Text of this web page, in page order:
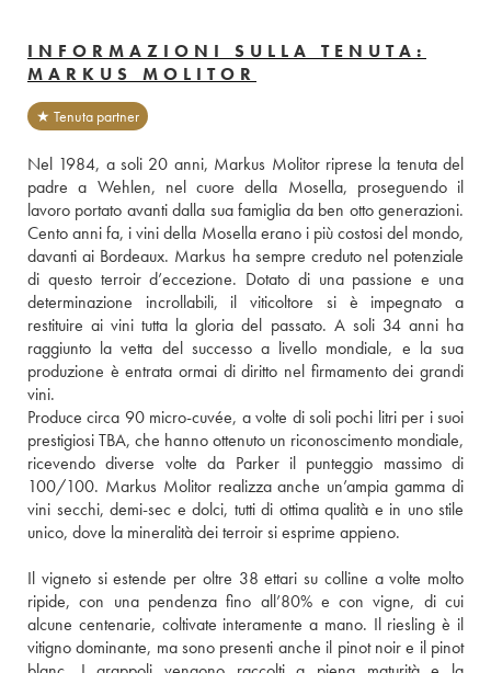
INFORMAZIONI SULLA TENUTA:
MARKUS MOLITOR
★ Tenuta partner
Nel 1984, a soli 20 anni, Markus Molitor riprese la tenuta del
padre a Wehlen, nel cuore della Mosella, proseguendo il
lavoro portato avanti dalla sua famiglia da ben otto generazioni.
Cento anni fa, i vini della Mosella erano i più costosi del mondo,
davanti ai Bordeaux. Markus ha sempre creduto nel potenziale
di questo terroir d’eccezione. Dotato di una passione e una
determinazione incrollabili, il viticoltore si è impegnato a
restituire ai vini tutta la gloria del passato. A soli 34 anni ha
raggiunto la vetta del successo a livello mondiale, e la sua
produzione è entrata ormai di diritto nel firmamento dei grandi
vini.
Produce circa 90 micro-cuvée, a volte di soli pochi litri per i suoi
prestigiosi TBA, che hanno ottenuto un riconoscimento mondiale,
ricevendo diverse volte da Parker il punteggio massimo di
100/100. Markus Molitor realizza anche un’ampia gamma di
vini secchi, demi-sec e dolci, tutti di ottima qualità e in uno stile
unico, dove la mineralità dei terroir si esprime appieno.
Il vigneto si estende per oltre 38 ettari su colline a volte molto
ripide, con una pendenza fino all’80% e con vigne, di cui
alcune centenarie, coltivate interamente a mano. Il riesling è il
vitigno dominante, ma sono presenti anche il pinot noir e il pinot